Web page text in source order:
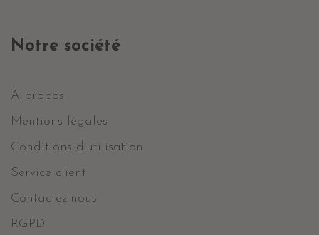
Notre société
A propos
Mentions légales
Conditions d'utilisation
Service client
Contactez-nous
RGPD